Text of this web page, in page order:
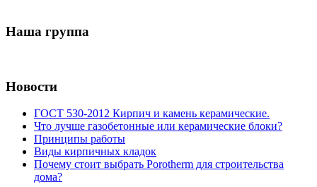
Наша группа
Новости
ГОСТ 530-2012 Кирпич и камень керамические.
Что лучше газобетонные или керамические блоки?
Принципы работы
Виды кирпичных кладок
Почему стоит выбрать Porotherm для строительства
дома?